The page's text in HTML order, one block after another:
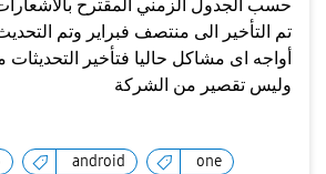
حسب الجدول الزمني المقترح
تم التأخير الى منتصف فبراير وتم
أواجه اى مشاكل حاليا فتأخير
وليس تقصير من الشركة
android one